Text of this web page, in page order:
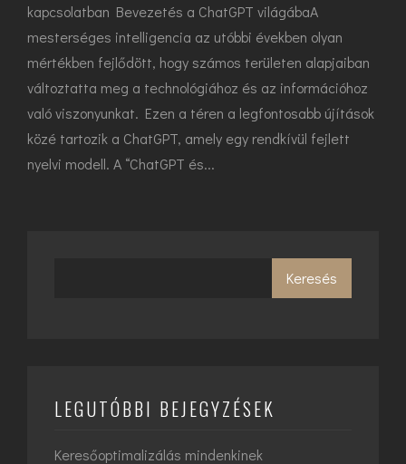
kapcsolatban Bevezetés a ChatGPT világábaA
mesterséges intelligencia az utóbbi években olyan
mértékben fejlődött, hogy számos területen alapjaiban
változtatta meg a technológiához és az információhoz
való viszonyunkat. Ezen a téren a legfontosabb újítások
közé tartozik a ChatGPT, amely egy rendkívül fejlett
nyelvi modell. A “ChatGPT és...
Keresés
LEGUTÓBBI BEJEGYZÉSEK
Keresőoptimalizálás mindenkinek